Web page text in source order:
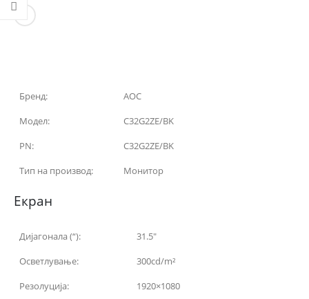
Бренд:
AOC
Модел:
C32G2ZE/BK
PN:
C32G2ZE/BK
Тип на производ:
Монитор
Екран
Дијагонала (“):
31.5″
Осветлување:
300cd/m²
Резолуција:
1920×1080